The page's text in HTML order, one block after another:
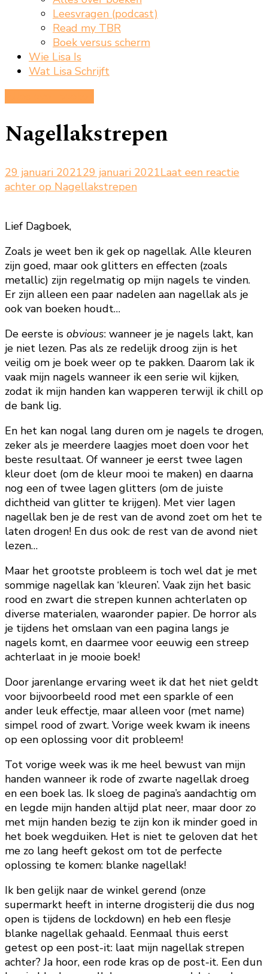
Leesvragen (podcast)
Read my TBR
Boek versus scherm
Wie Lisa Is
Wat Lisa Schrijft
Nagellakstrepen
29 januari 202129 januari 2021Laat een reactie
achter op Nagellakstrepen
Lief Dagboek,
Zoals je weet ben ik gek op nagellak. Alle kleuren
zijn goed, maar ook glitters en effecten (zoals
metallic) zijn regelmatig op mijn nagels te vinden.
Er zijn alleen een paar nadelen aan nagellak als je
ook van boeken houdt…
De eerste is obvious: wanneer je je nagels lakt, kan
je niet lezen. Pas als ze redelijk droog zijn is het
veilig om je boek weer op te pakken. Daarom lak ik
vaak mijn nagels wanneer ik een serie wil kijken,
zodat ik mijn handen kan wapperen terwijl ik chill op
de bank lig.
En het kan nogal lang duren om je nagels te drogen,
zeker als je meerdere laagjes moet doen voor het
beste resultaat. Of wanneer je eerst twee lagen
kleur doet (om de kleur mooi te maken) en daarna
nog een of twee lagen glitters (om de juiste
dichtheid van glitter te krijgen). Met vier lagen
nagellak ben je de rest van de avond zoet om het te
laten drogen! En dus ook: de rest van de avond niet
lezen…
Maar het grootste probleem is toch wel dat je met
sommige nagellak kan ‘kleuren’. Vaak zijn het basic
rood en zwart die strepen kunnen achterlaten op
diverse materialen, waaronder papier. De horror als
je tijdens het omslaan van een pagina langs je
nagels komt, en daarmee voor eeuwig een streep
achterlaat in je mooie boek!
Door jarenlange ervaring weet ik dat het niet geldt
voor bijvoorbeeld rood met een sparkle of een
ander leuk effectje, maar alleen voor (met name)
simpel rood of zwart. Vorige week kwam ik ineens
op een oplossing voor dit probleem!
Tot vorige week was ik me heel bewust van mijn
handen wanneer ik rode of zwarte nagellak droeg
en een boek las. Ik sloeg de pagina’s aandachtig om
en legde mijn handen altijd plat neer, maar door zo
met mijn handen bezig te zijn kon ik minder goed in
het boek wegduiken. Het is niet te geloven dat het
me zo lang heeft gekost om tot de perfecte
oplossing te komen: blanke nagellak!
Ik ben gelijk naar de winkel gerend (onze
supermarkt heeft in interne drogisterij die dus nog
open is tijdens de lockdown) en heb een flesje
blanke nagellak gehaald. Eenmaal thuis eerst
getest op een post-it: laat mijn nagellak strepen
achter? Ja hoor, een rode kras op de post-it. Een dun